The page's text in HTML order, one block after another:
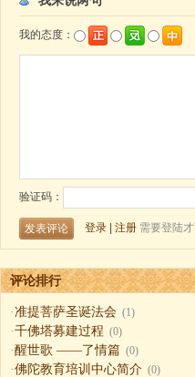
评论排行
·准提菩萨圣诞法会 (1)
·千佛塔募建过程 (0)
·醒世歌 ——了情篇 (0)
·佛陀教育培训中心简介 (0)